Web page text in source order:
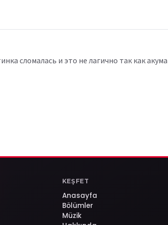
сломалась и это не лагично так как
KEŞFET
Anasayfa
Bölümler
Müzik